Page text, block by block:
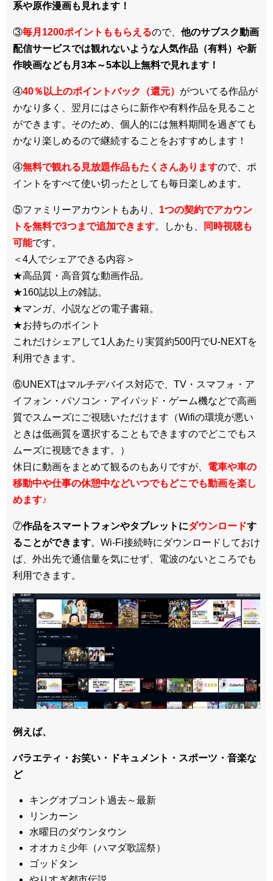
系や原作漫画も見れます！
③毎月1200ポイントももらえるので、 他のサブスク動画
配信サービスでは観れないような人気作品（有料）や新
作映画なども月3本～5本以上無料で見れます！
④40％以上のポイントバック（還元） がついてる作品が
かなり多く、翌月にはさらに新作や有料作品を見ること
ができます。そのため、個人的には無料期間を過ぎても
かなり楽しめるので継続することをおすすめします！
④無料で観れる見放題作品もたくさんありますので、ポ
イントをすべて使い切ったとしても毎日楽しめます。
⑤ファミリーアカウントもあり、 1つの契約でアカウン
トを無料で3つまで追加できます。しかも、
同時視聴も
可能です。
＜4人でシェアできる内容＞
★高品質・高音質な動画作品。
★160誌以上の雑誌。
★マンガ、小説などの電子書籍。
★お持ちのポイント
これだけシェアして1人あたり実質約500円でU-NEXTを
利用できます。
⑥UNEXTはマルチデバイス対応で、TV・スマフォ・ア
イフォン・パソコン・アイパッド・ゲーム機などで高画
質でスムーズにご視聴いただけます（Wifiの環境が悪い
ときは低画質を選択することもできますのでどこでもス
ムーズに視聴できます。）
休日に動画をまとめて観るのもありですが、 電車や車の
移動中や仕事の休憩中などいつでもどこでも動画を楽し
めます♪
⑦作品をスマートフォンやタブレットにダウンロードす
ることができます。Wi-Fi接続時にダウンロードしておけ
ば、外出先で通信量を気にせず、電波のないところでも
利用できます。
例えば、
バラエティ・お笑い・ドキュメント・スポーツ・音楽な
ど
キングオブコント過去～最新
リンカーン
水曜日のダウンタウン
オオカミ少年（ハマダ歌謡祭）
ゴッドタン